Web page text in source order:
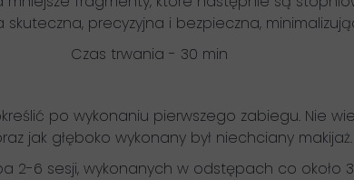
precyzyjna i bezpieczna,
Czas trwania - 30 min
po wykonaniu pierwszego zabiegu. Nie
jak głęboko wykonany był niechciany makijaż.
2-6 sesji, wykonanych w odstępach co około